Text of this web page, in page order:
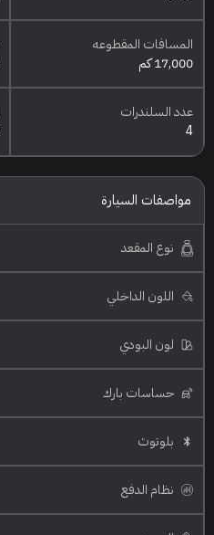
المسافات المقطوعه
17,000 كم
عدد السلندرات
4
مواصفات السيارة
نوع المقعد
اللون الداخلي
لون البودي
حساسات بارك
بلوتوث
نظام الدفع